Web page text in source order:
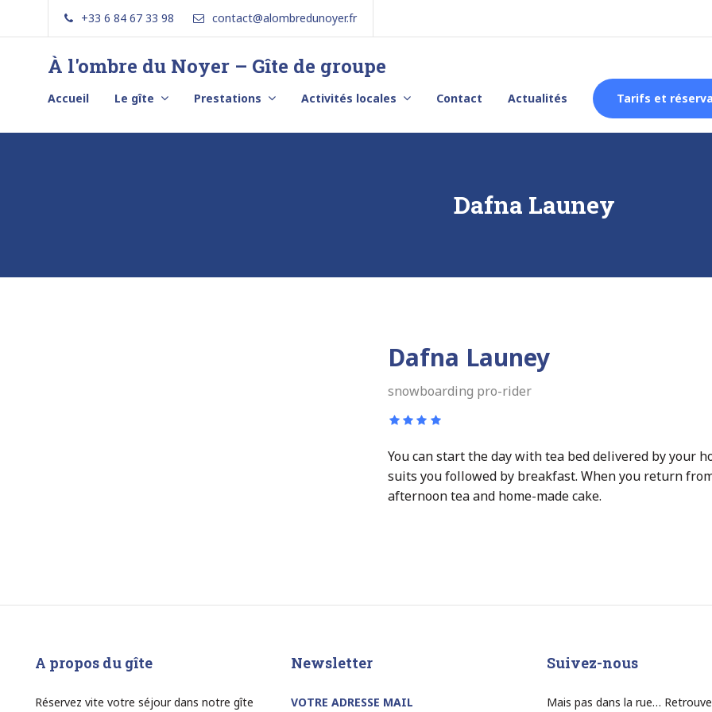
content
+33 6 84 67 33 98 contact@alombredunoyer.fr
À l'ombre du Noyer – Gîte de groupe
Séjournez
au
Accueil Le gîte Prestations Activités locales Contact Actualités Tarifs et
Dafna Launey
Dafna Launey
snowboarding pro-rider
You can start the day with tea bed delivered by your
suits you followed by breakfast. When you return
afternoon tea and home-made cake.
A propos du gîte
Réservez vite votre séjour dans notre gîte
Newsletter
VOTRE ADRESSE MAIL
Suivez-nous
Mais pas dans la rue…